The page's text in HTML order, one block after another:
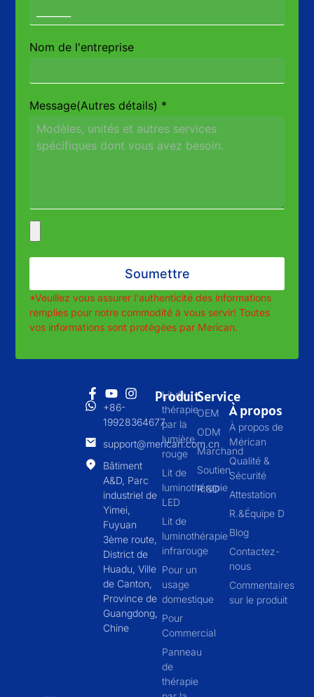
Nom de l'entreprise
Message(Autres détails) *
Soumettre
*Veuillez vous assurer l'authenticité des informations
remplies pour notre commodité à vous servir! Toutes
vos informations sont protégées par Merican.
+86-
19928364677
support@merican.com.cn
Bâtiment
A&D, Parc
industriel de
Yimei,
Fuyuan
3ème route,
District de
Huadu, Ville
de Canton,
Province de
Guangdong,
Chine
Produit
Lit de
thérapie
par la
lumière
rouge
Lit de
luminothérapie
LED
Lit de
luminothérapie
infrarouge
Pour un
usage
domestique
Pour
Commercial
Panneau
de
thérapie
Service
OEM
ODM
Marchand
Soutien
R.&D
À propos
À propos de
Mérican
Qualité &
Sécurité
Attestation
R.&Équipe D
Blog
Contactez-
nous
Commentaires
sur le produit